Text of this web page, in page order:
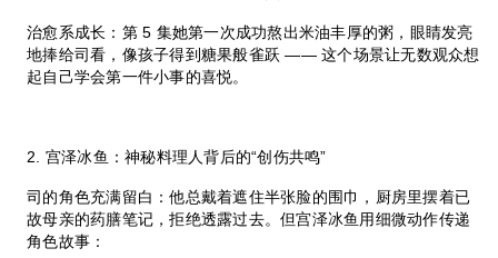
治愈系成长：第 5 集她第一次成功熬出米油丰厚的粥，眼睛发亮
地捧给司看，像孩子得到糖果般雀跃 —— 这个场景让无数观众想
起自己学会第一件小事的喜悦。
2. 宫泽冰鱼：神秘料理人背后的“创伤共鸣”
司的角色充满留白：他总戴着遮住半张脸的围巾，厨房里摆着已
故母亲的药膳笔记，拒绝透露过去。但宫泽冰鱼用细微动作传递
角色故事：